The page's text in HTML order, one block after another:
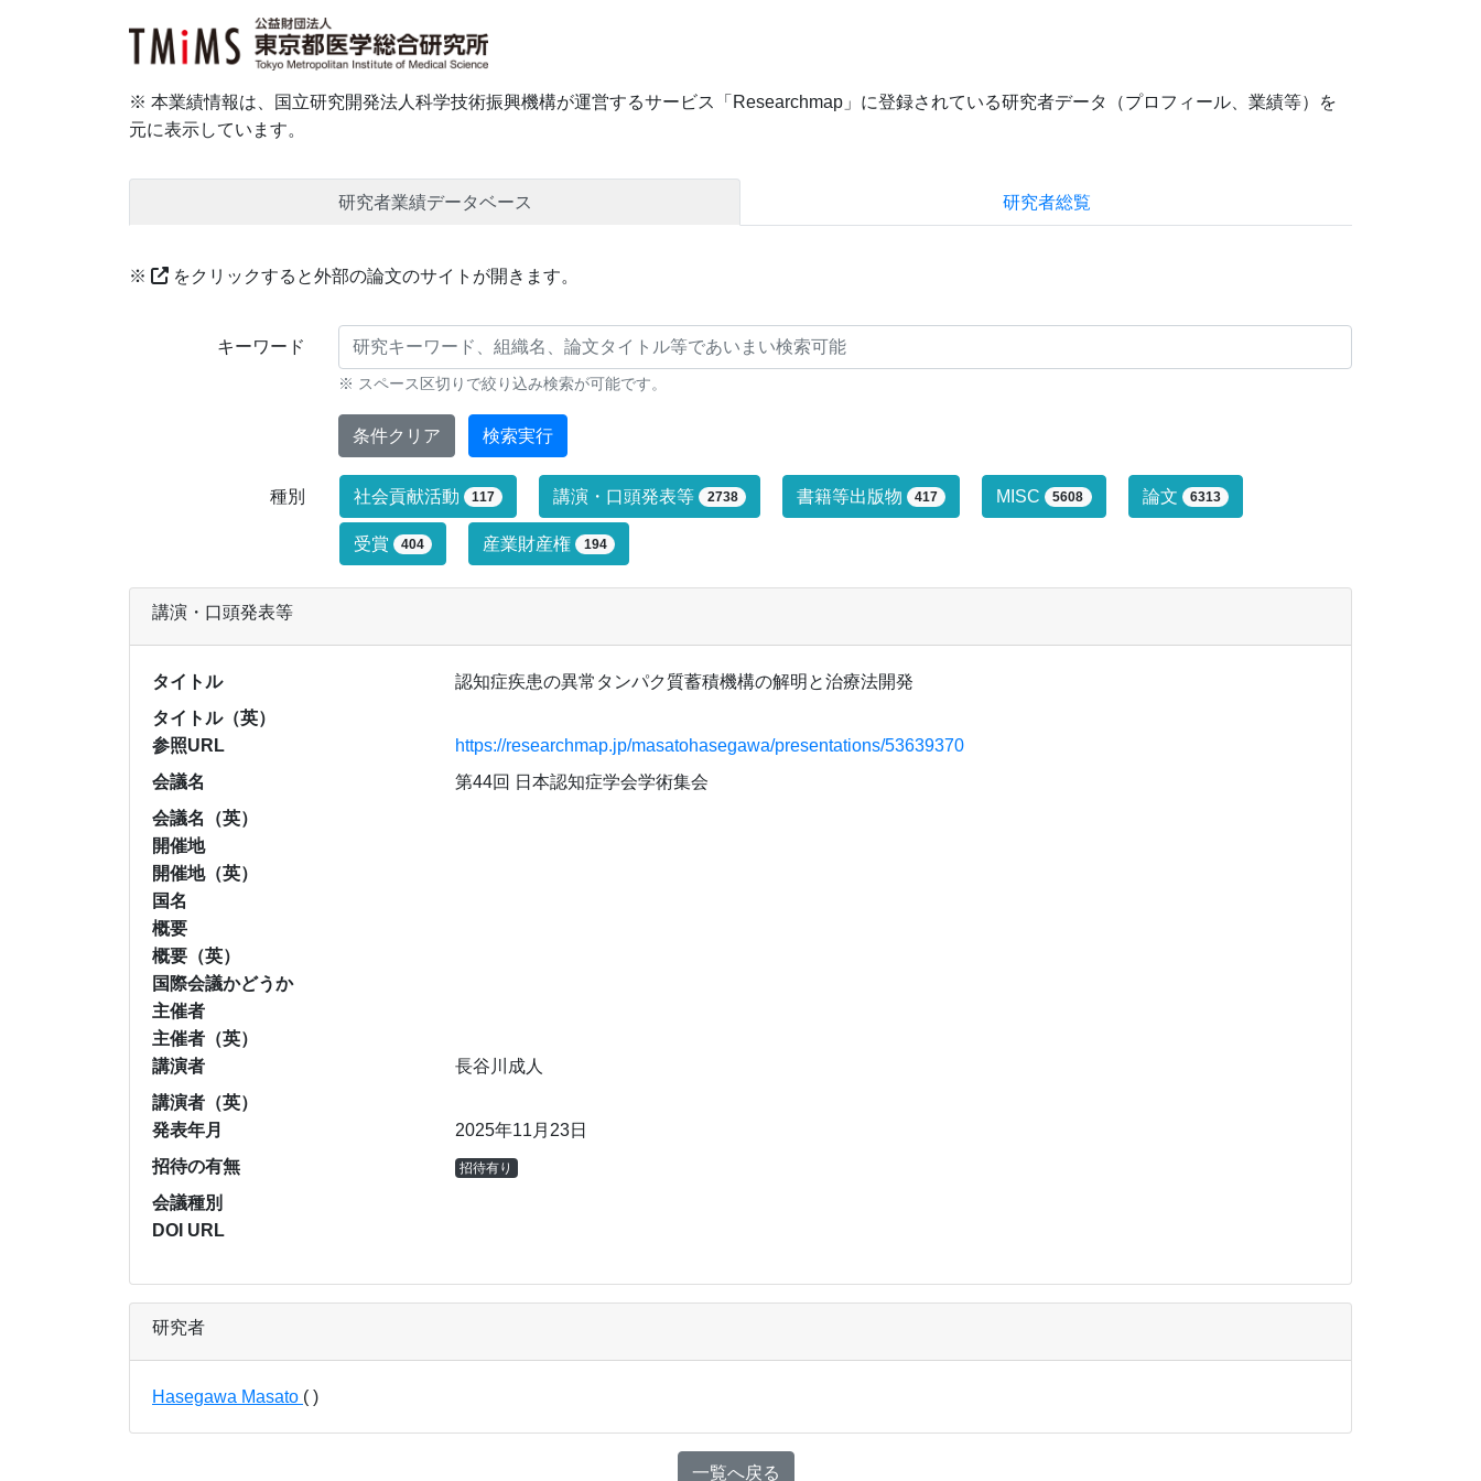
※ 本業績情報は、国立研究開発法人科学技術振興機構が運営するサービス「Researchmap」に登録されている研究者データ（プロフィール、業績等）を
元に表示しています。
研究者業績データベース 研究者総覧
※ をクリックすると外部の論文のサイトが開きます。
研究業績に対する検索条件
キーワード
※ スペース区切りで絞り込み検索が可能です。
条件クリア 検索実行
種別 研究業績タイプによる絞り込み条件です。絞り込みは行っていません。
社会貢献活動 117 講演・口頭発表等 2738 書籍等出版物 417 MISC 5608 論文 6313
受賞 404 産業財産権 194
講演・口頭発表等
タイトル
認知症疾患の異常タンパク質蓄積機構の解明と治療法開発
タイトル（英）
参照URL
https://researchmap.jp/masatohasegawa/presentations/53639370
会議名
第44回 日本認知症学会学術集会
会議名（英）
開催地
開催地（英）
国名
概要
概要（英）
国際会議かどうか
主催者
主催者（英）
講演者
長谷川成人
講演者（英）
発表年月
2025年11月23日
招待の有無
招待有り
会議種別
DOI URL
研究者
Hasegawa Masato ( )
一覧へ戻る